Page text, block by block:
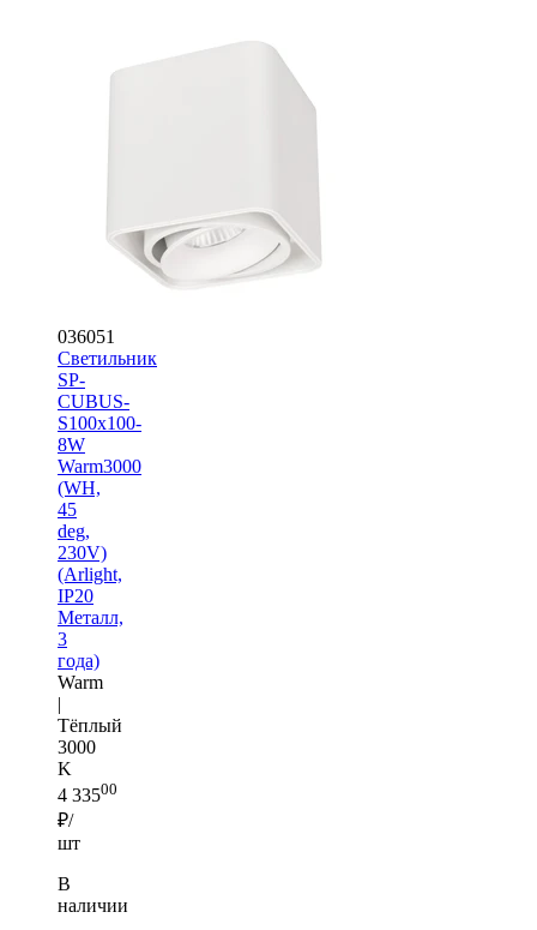
036051
Светильник
SP-
CUBUS-
S100x100-
8W
Warm3000
(WH,
45
deg,
230V)
(Arlight,
IP20
Металл,
3
года)
Warm
|
Тёплый
3000
K
4 33500
₽/
шт
В
наличии